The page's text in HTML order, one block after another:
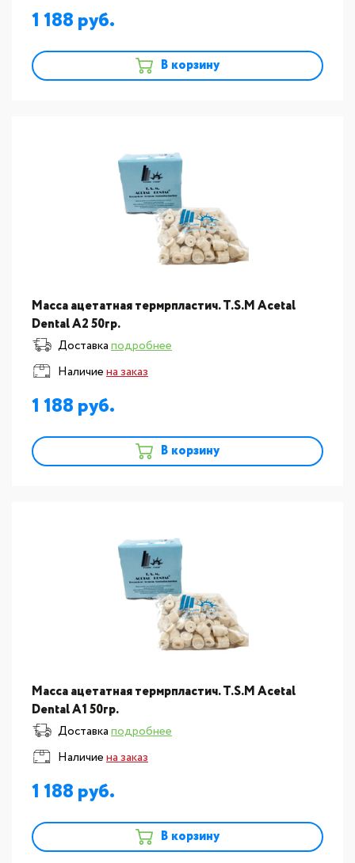
1 188
В корзину
Масса ацетатная термрпластич. T.S.M Acetal
Dental A2 50гр.
Доставкаподробнее
Наличиена заказ
1 188
В корзину
Масса ацетатная термрпластич. T.S.M Acetal
Dental A1 50гр.
Доставкаподробнее
Наличиена заказ
1 188
В корзину